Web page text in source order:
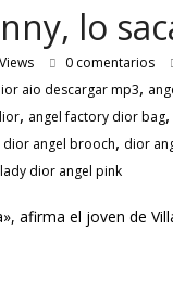
lo
0 comentarios
aio descargar mp3,
, angel factory dior bag,
dior angel brooch, dior
lady dior angel pink
afirma el joven de